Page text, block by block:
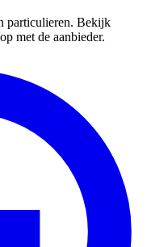
particulieren. Bekijk
met de aanbieder.